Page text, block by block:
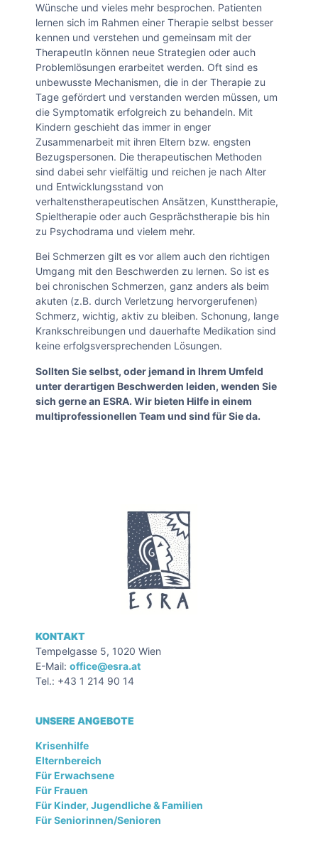
Wünsche und vieles mehr besprochen. Patienten
lernen sich im Rahmen einer Therapie selbst besser
kennen und verstehen und gemeinsam mit der
TherapeutIn können neue Strategien oder auch
Problemlösungen erarbeitet werden. Oft sind es
unbewusste Mechanismen, die in der Therapie zu
Tage gefördert und verstanden werden müssen, um
die Symptomatik erfolgreich zu behandeln. Mit
Kindern geschieht das immer in enger
Zusammenarbeit mit ihren Eltern bzw. engsten
Bezugspersonen. Die therapeutischen Methoden
sind dabei sehr vielfältig und reichen je nach Alter
und Entwicklungsstand von
verhaltenstherapeutischen Ansätzen, Kunsttherapie,
Spieltherapie oder auch Gesprächstherapie bis hin
zu Psychodrama und vielem mehr.
Bei Schmerzen gilt es vor allem auch den richtigen
Umgang mit den Beschwerden zu lernen. So ist es
bei chronischen Schmerzen, ganz anders als beim
akuten (z.B. durch Verletzung hervorgerufenen)
Schmerz, wichtig, aktiv zu bleiben. Schonung, lange
Krankschreibungen und dauerhafte Medikation sind
keine erfolgsversprechenden Lösungen.
Sollten Sie selbst, oder jemand in Ihrem Umfeld
unter derartigen Beschwerden leiden, wenden Sie
sich gerne an ESRA. Wir bieten Hilfe in einem
multiprofessionellen Team und sind für Sie da.
KONTAKT
Tempelgasse 5, 1020 Wien
E-Mail: office@esra.at
Tel.: +43 1 214 90 14
UNSERE ANGEBOTE
Krisenhilfe
Elternbereich
Für Erwachsene
Für Frauen
Für Kinder, Jugendliche & Familien
Für Seniorinnen/Senioren